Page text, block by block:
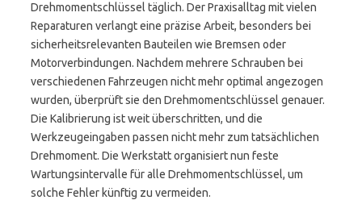
Drehmomentschlüssel täglich. Der Praxisalltag mit vielen
Reparaturen verlangt eine präzise Arbeit, besonders bei
sicherheitsrelevanten Bauteilen wie Bremsen oder
Motorverbindungen. Nachdem mehrere Schrauben bei
verschiedenen Fahrzeugen nicht mehr optimal angezogen
wurden, überprüft sie den Drehmomentschlüssel genauer.
Die Kalibrierung ist weit überschritten, und die
Werkzeugeingaben passen nicht mehr zum tatsächlichen
Drehmoment. Die Werkstatt organisiert nun feste
Wartungsintervalle für alle Drehmomentschlüssel, um
solche Fehler künftig zu vermeiden.